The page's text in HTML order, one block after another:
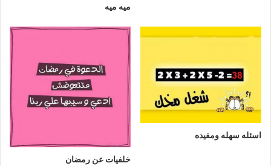
ميه ميه
اسئله سهله ومفيده
خلفيات عن رمضان